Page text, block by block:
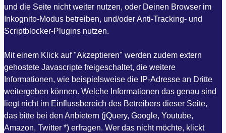
und die Seite nicht weiter nutzen, oder Deinen Browser im
Inkognito-Modus betreiben, und/oder Anti-Tracking- und
Scriptblocker-Plugins nutzen.
Mit einem Klick auf "Akzeptieren" werden zudem extern
gehostete Javascripte freigeschaltet, die weitere
Informationen, wie beispielsweise die IP-Adresse an Dritte
weitergeben können. Welche Informationen das genau sind
liegt nicht im Einflussbereich des Betreibers dieser Seite,
das bitte bei den Anbietern (jQuery, Google, Youtube,
Amazon, Twitter *) erfragen. Wer das nicht möchte, klickt